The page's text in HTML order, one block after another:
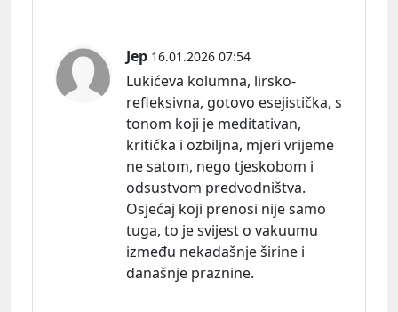
Jep 16.01.2026 07:54
Lukićeva kolumna, lirsko-
refleksivna, gotovo esejistička, s
tonom koji je meditativan,
kritička i ozbiljna, mjeri vrijeme
ne satom, nego tjeskobom i
odsustvom predvodništva.
Osjećaj koji prenosi nije samo
tuga, to je svijest o vakuumu
između nekadašnje širine i
današnje praznine.